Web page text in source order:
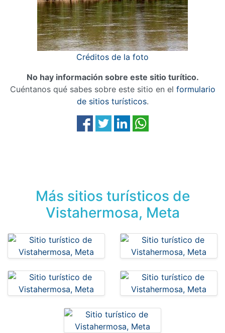
Créditos de la foto
No hay información sobre este sitio turítico.
Cuéntanos qué sabes sobre este sitio en el formulario
de sitios turísticos.
Más sitios turísticos de
Vistahermosa, Meta